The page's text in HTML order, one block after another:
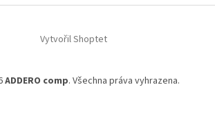
Vytvořil Shoptet
ADDERO comp. Všechna práva vyhrazena.